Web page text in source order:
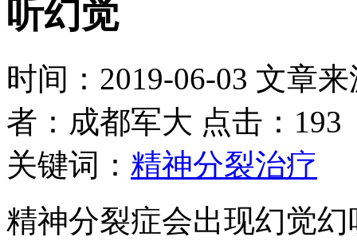
听幻觉
时间：2019-06-03 文章
者：成都军大 点击：193
关键词： 精神分裂治疗
精神分裂症会出现幻觉